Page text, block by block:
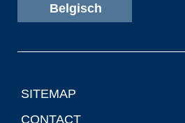
Belgisch
SITEMAP
CONTACT